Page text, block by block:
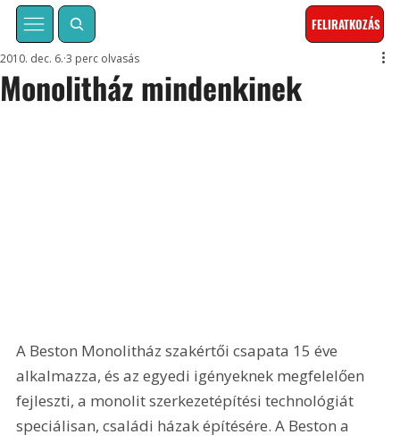
FELIRATKOZÁS
Monolitház mindenkinek
2010. dec. 6. 3 perc olvasás
A Beston Monolitház szakértői csapata 15 éve
alkalmazza, és az egyedi igényeknek megfelelően
fejleszti, a monolit szerkezetépítési technológiát
speciálisan, családi házak építésére. A Beston a